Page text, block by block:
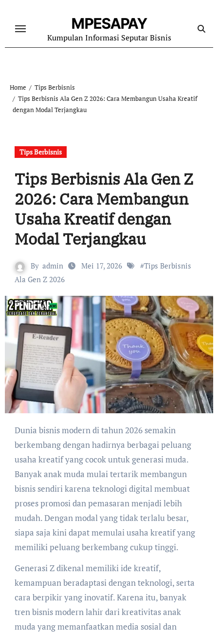
content
MPESAPAY
Kumpulan Informasi Seputar Bisnis
Home
Tips Berbisnis
Tips Berbisnis Ala Gen Z 2026: Cara Membangun Usaha Kreatif
dengan Modal Terjangkau
Tips Berbisnis
Tips Berbisnis Ala Gen Z
2026: Cara Membangun
Usaha Kreatif dengan
Modal Terjangkau
By admin Mei 17, 2026 #Tips Berbisnis
Ala Gen Z 2026
Dunia bisnis modern di tahun 2026 semakin
berkembang dengan hadirnya berbagai peluang
usaha kreatif yang cocok untuk generasi muda.
Banyak anak muda mulai tertarik membangun
bisnis sendiri karena teknologi digital membuat
proses promosi dan pemasaran menjadi lebih
mudah. Dengan modal yang tidak terlalu besar,
siapa saja kini dapat memulai usaha kreatif yang
memiliki peluang berkembang cukup tinggi.
Generasi Z dikenal memiliki ide kreatif,
kemampuan beradaptasi dengan teknologi, serta
cara berpikir yang inovatif. Karena itu, banyak
tren bisnis modern lahir dari kreativitas anak
muda yang memanfaatkan media sosial dan